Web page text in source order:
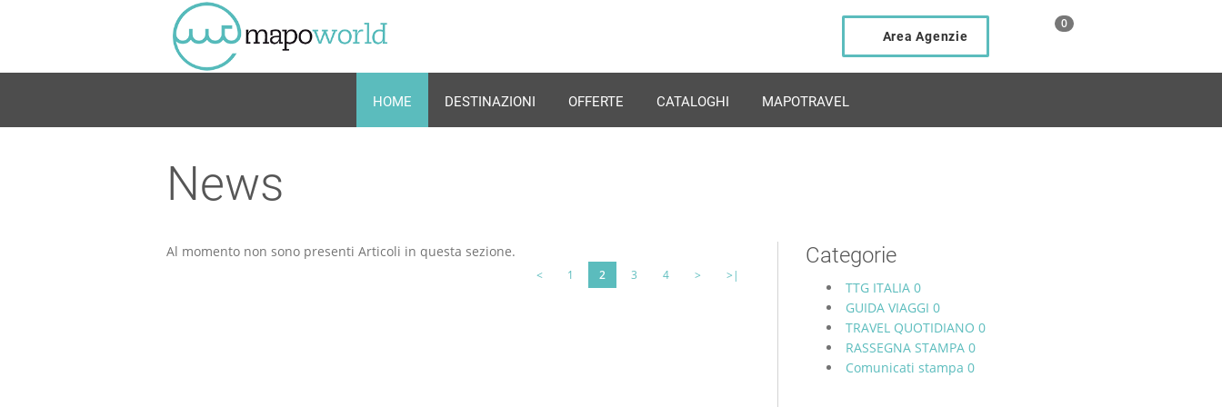
Area Agenzie
0
HOME DESTINAZIONI OFFERTE CATALOGHI MAPOTRAVEL
News
Al momento non sono presenti Articoli in questa sezione.
< 1 2 3 4 > >|
Categorie
TTG ITALIA 0
GUIDA VIAGGI 0
TRAVEL QUOTIDIANO 0
RASSEGNA STAMPA 0
Comunicati stampa 0